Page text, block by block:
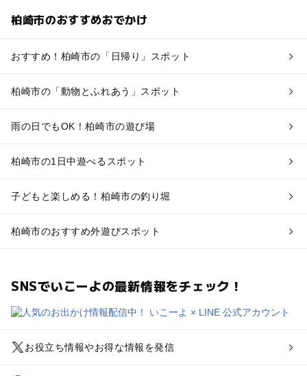
柏崎市のおすすめおでかけ
おすすめ！柏崎市の「日帰り」スポット
柏崎市の「動物とふれあう」スポット
雨の日でもOK！柏崎市の遊び場
柏崎市の1日中遊べるスポット
子どもと楽しめる！柏崎市の釣り堀
柏崎市のおすすめ外遊びスポット
SNSでいこーよの最新情報をチェック！
お役立ち情報やお得な情報を発信